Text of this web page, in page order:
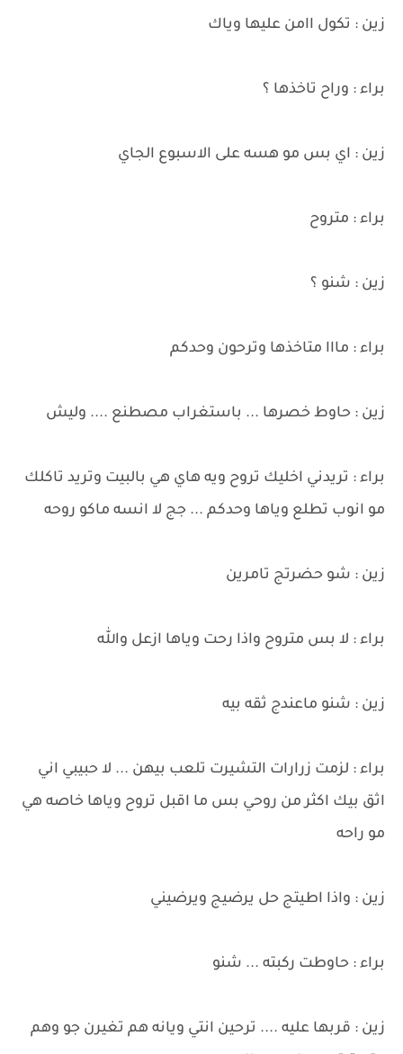
زين : تكول اامن عليها وياك
براء : وراح تاخذها ؟
زين : اي بس مو هسه على الاسبوع الجاي
براء : متروح
زين : شنو ؟
براء : مااا متاخذها وترحون وحدكم
زين : حاوط خصرها ... باستغراب مصطنع .... وليش
براء : تريدني اخليك تروح ويه هاي هي بالبيت وتريد تاكلك
مو انوب تطلع وياها وحدكم ... جج لا انسه ماكو روحه
زين : شو حضرتج تامرين
براء : لا بس متروح واذا رحت وياها ازعل والله
زين : شنو ماعندج ثقه بيه
براء : لزمت زرارات التشيرت تلعب بيهن ... لا حبيبي اني
اثق بيك اكثر من روحي بس ما اقبل تروح وياها خاصه هي
مو راحه
زين : واذا اطيتج حل يرضيج ويرضيني
براء : حاوطت ركبته ... شنو
زين : قربها عليه .... ترحين انتي ويانه هم تغيرن جو وهم